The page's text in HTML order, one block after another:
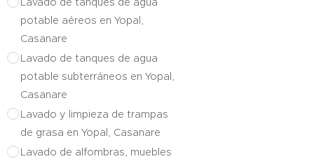
potable aéreos en Yopal,
Casanare
Lavado de tanques de agua
potable subterráneos en Yopal,
Casanare
Lavado y limpieza de trampas
de grasa en Yopal, Casanare
Lavado de alfombras, muebles